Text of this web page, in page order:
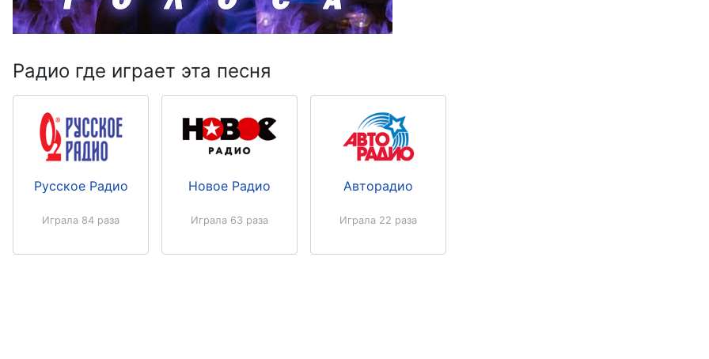
Радио где играет эта песня
Играла 84 раза
Русское Радио
Играла 63 раза
Новое Радио
Играла 22 раза
Авторадио